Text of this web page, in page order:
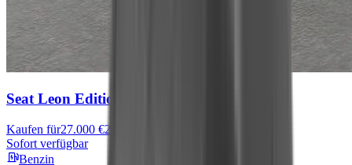
Seat Leon Edition
Kaufen für27.000 €27.500 €
Sofort verfügbar
Benzin